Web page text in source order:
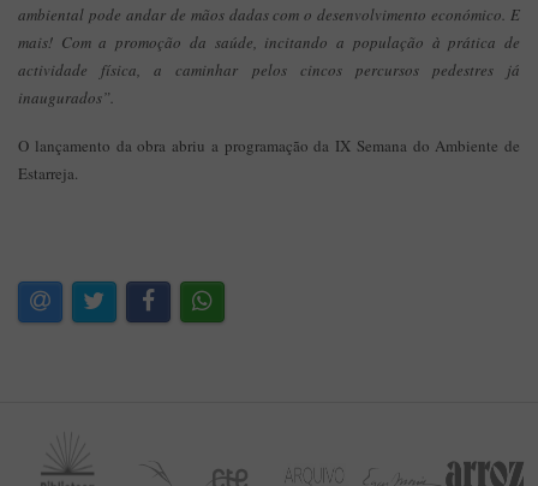
ambiental pode andar de mãos dadas com o desenvolvimento económico. E
mais! Com a promoção da saúde, incitando a população à prática de
actividade física, a caminhar pelos cincos percursos pedestres já
inaugurados”.
O lançamento da obra abriu a programação da IX Semana do Ambiente de
Estarreja.